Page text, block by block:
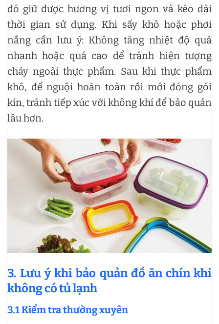
đó giữ được hương vị tươi ngon và kéo dài
thời gian sử dụng. Khi sấy khô hoặc phơi
nắng cần lưu ý: Không tăng nhiệt độ quá
nhanh hoặc quá cao để tránh hiện tượng
cháy ngoài thực phẩm. Sau khi thực phẩm
khô, để nguội hoàn toàn rồi mới đóng gói
kín, tránh tiếp xúc với không khí để bảo quản
lâu hơn.
3. Lưu ý khi bảo quản đồ ăn chín khi
không có tủ lạnh
3.1 Kiểm tra thường xuyên